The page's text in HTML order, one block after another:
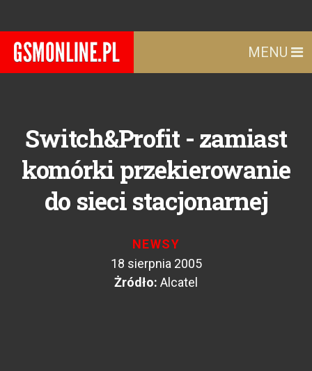
MENU
Switch&Profit - zamiast
komórki przekierowanie
do sieci stacjonarnej
NEWSY
18 sierpnia 2005
Żródło: Alcatel